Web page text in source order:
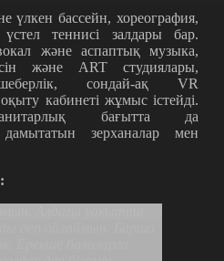
үлкен бассейн, хореография,
теннисі залдары бар.
және аспаптық музыка,
және ART студиялары,
сондай-ақ VR
кабинеті жұмыс істейді.
бағытта да
дамытатын зерханалар мен